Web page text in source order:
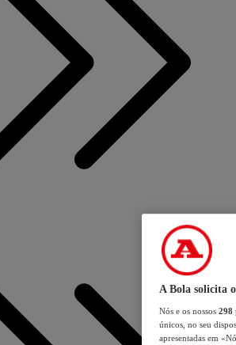
A Bola solicita
Nós e os nossos 298
únicos, no seu
apresentadas em